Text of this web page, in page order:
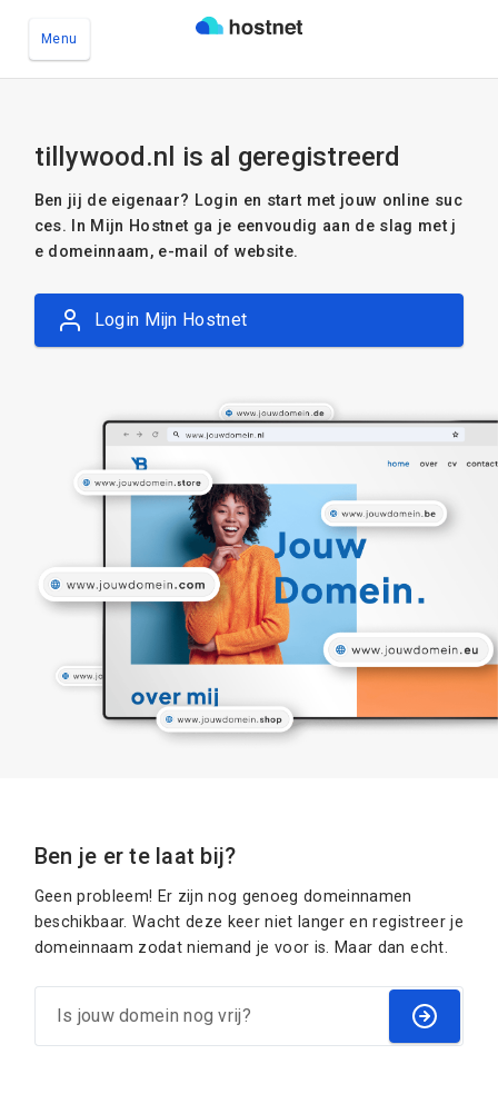
Menu
tillywood.nl is al geregistreerd
Ben jij de eigenaar? Login en start met jouw online suc
ces. In Mijn Hostnet ga je eenvoudig aan de slag met j
e domeinnaam, e-mail of website.
Login Mijn Hostnet
Ben je er te laat bij?
Geen probleem! Er zijn nog genoeg domeinnamen
beschikbaar. Wacht deze keer niet langer en registreer je
domeinnaam zodat niemand je voor is. Maar dan echt.